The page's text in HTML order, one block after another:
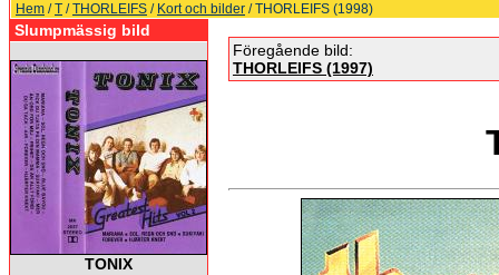
Hem /T /THORLEIFS / Kort och bilder / THORLEIFS (1998)
Slumpmässig bild
TONIX
Föregående bild:
THORLEIFS (1997)